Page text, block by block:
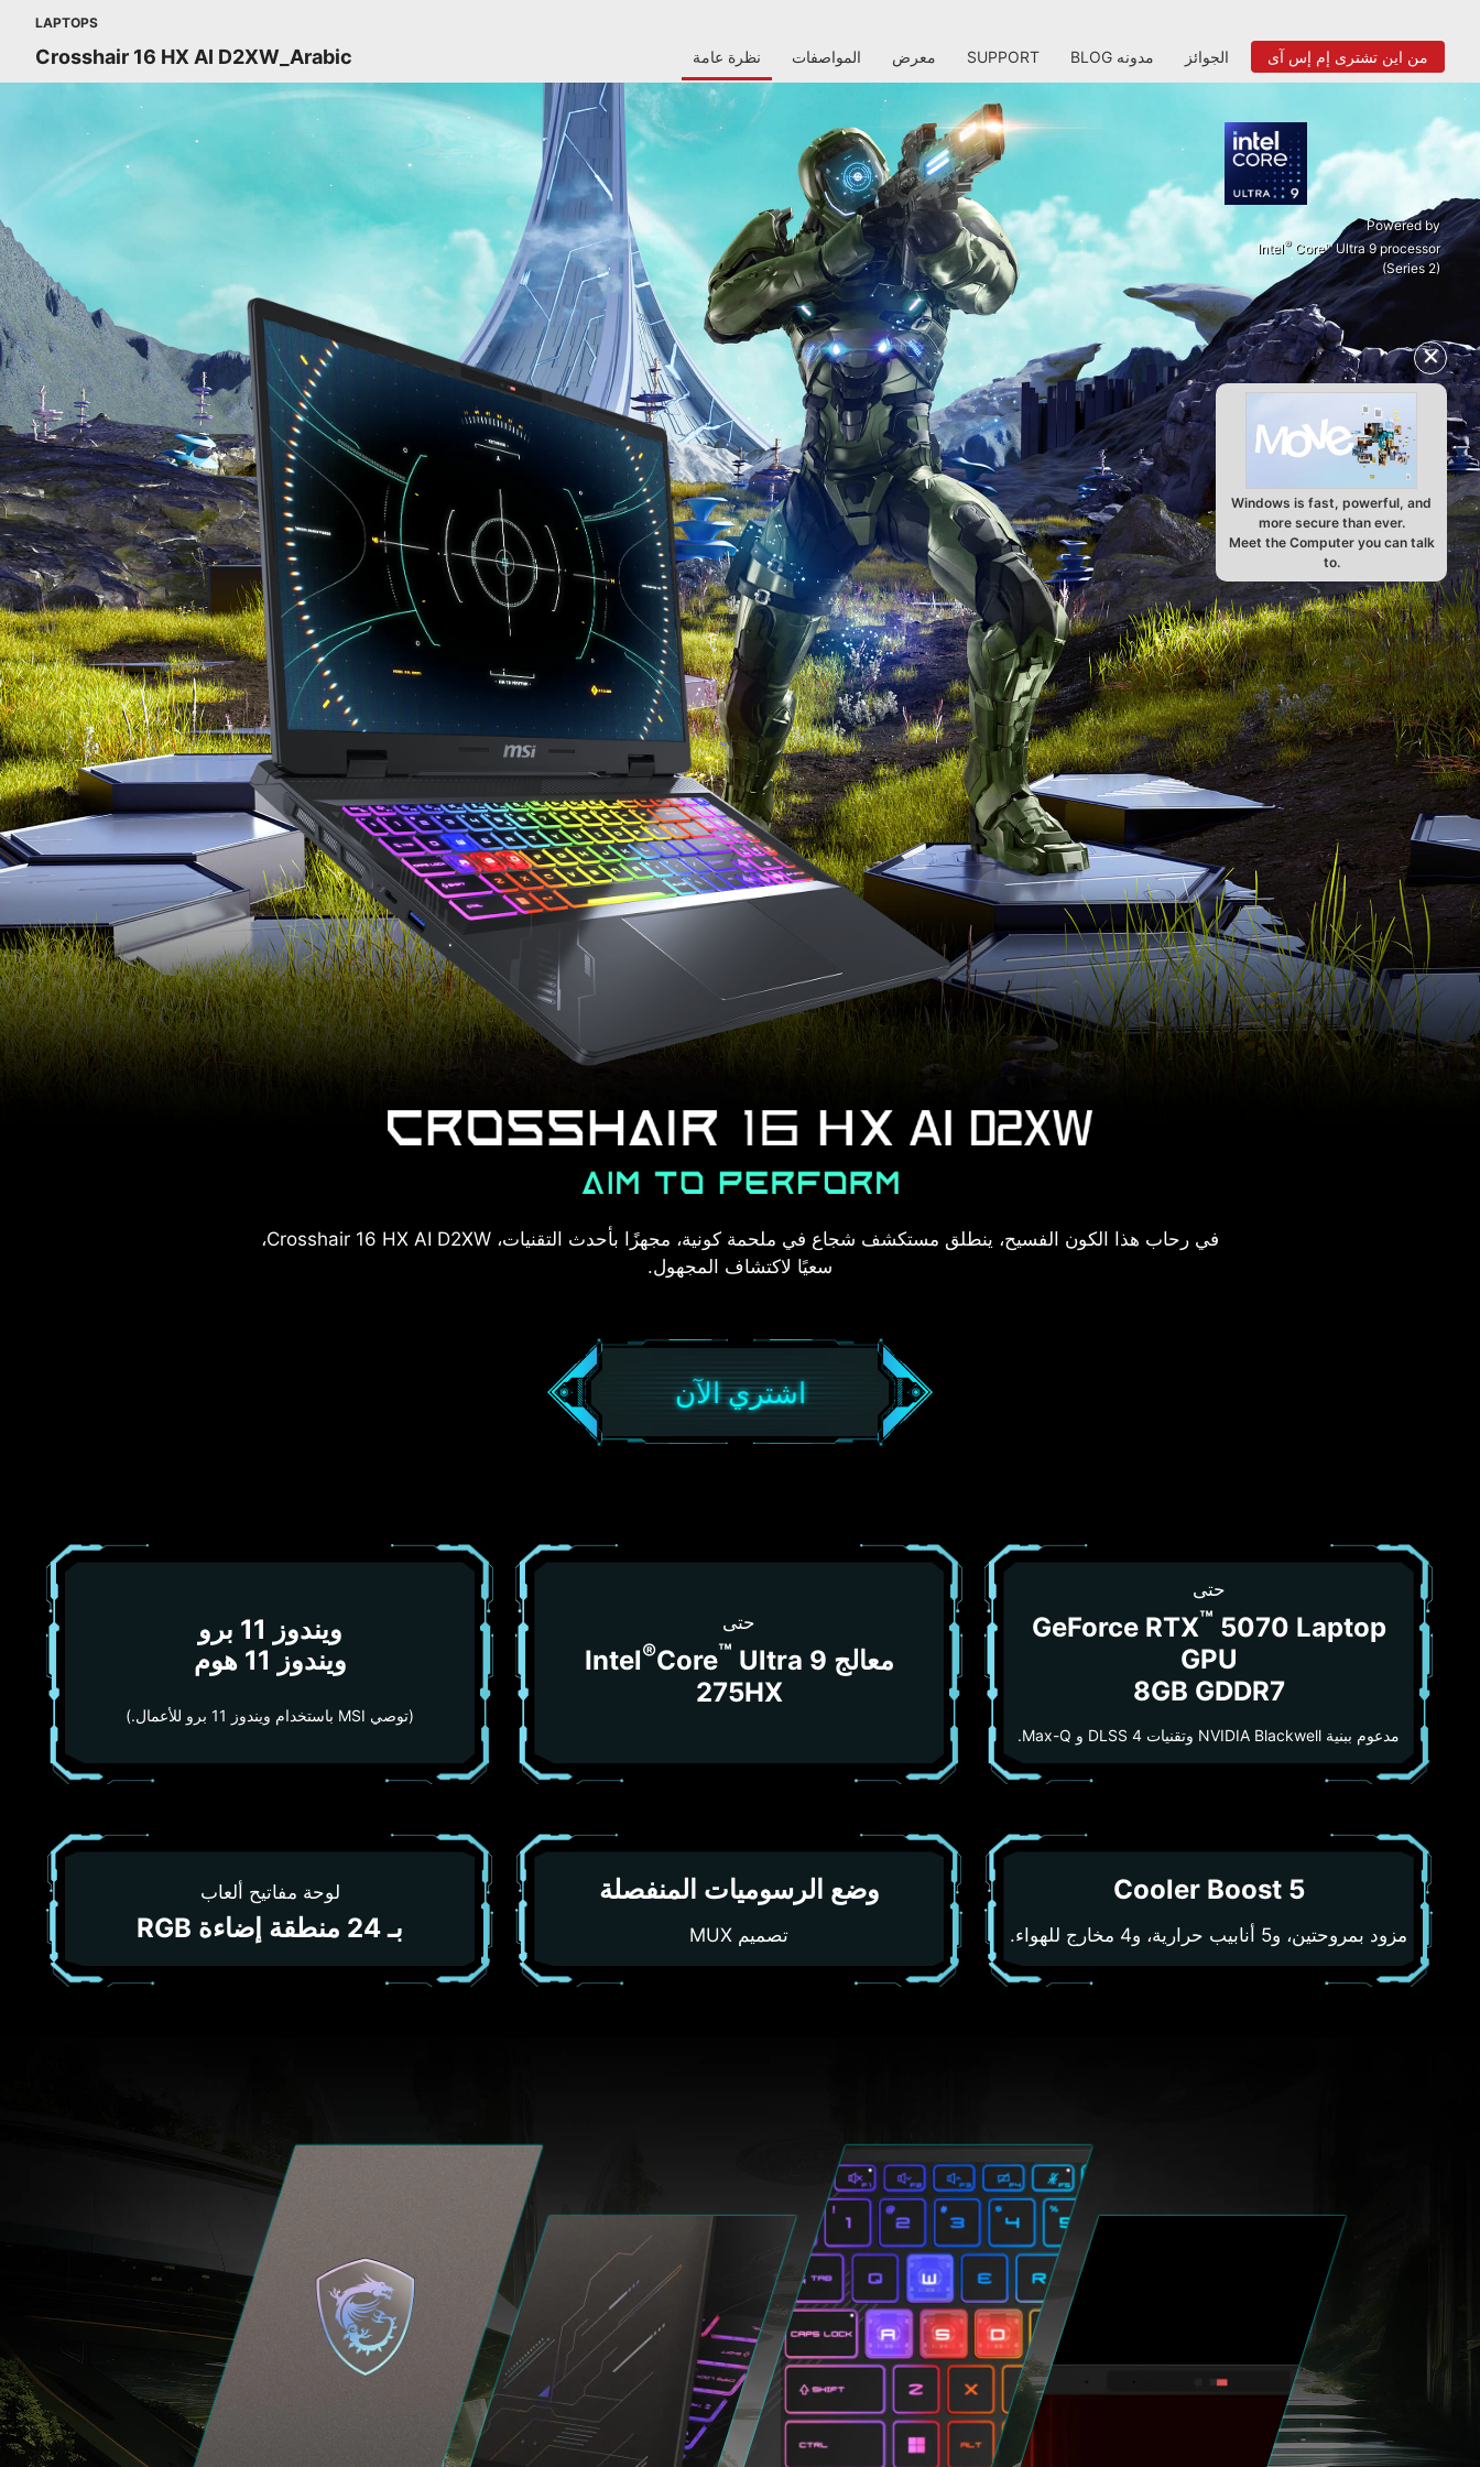
LAPTOPS
Crosshair 16 HX AI D2XW_Arabic نظرة عامة المواصفات معرض SUPPORT BLOG مدونه الجوائز من اين تشترى إم إس آى
✕
Windows is fast, powerful, and
more secure than ever.
Meet the Computer you can talk
to.
Powered by
Intel®Core™ Ultra 9 processor
(Series 2)
في رحاب هذا الكون الفسيح، ينطلق مستكشف شجاع في ملحمة كونية، مجهزًا بأحدث التقنيات، Crosshair 16 HX AI D2XW،
سعيًا لاكتشاف المجهول.
اشتري الآن
ويندوز 11 برو
ويندوز 11 هوم
(توصي MSI باستخدام ويندوز 11 برو للأعمال.)
حتى
معالج Intel ®Core™ Ultra 9
275HX
حتى
GeForce RTX™ 5070 Laptop
GPU
8GB GDDR7
مدعوم ببنية NVIDIA Blackwell وتقنيات DLSS 4 و Max-Q.
لوحة مفاتيح ألعاب
بـ 24 منطقة إضاءة RGB
وضع الرسوميات المنفصلة
تصميم MUX
Cooler Boost 5
مزود بمروحتين، و5 أنابيب حرارية، و4 مخارج للهواء.